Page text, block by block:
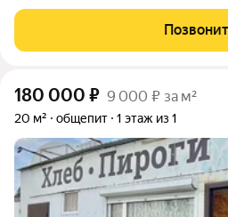
назначение Отделка: Черновая
Количество входов: 1 (наличие
180 000 ₽ 9 000 ₽ за м²
20 м² общепит 1 этаж из 1